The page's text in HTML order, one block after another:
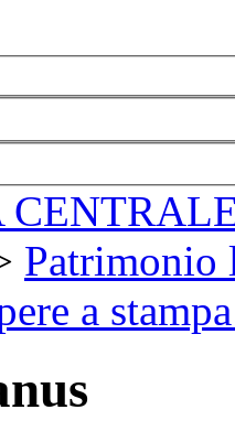
Patrimonio
a